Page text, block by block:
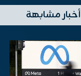
أخبار مشابهة